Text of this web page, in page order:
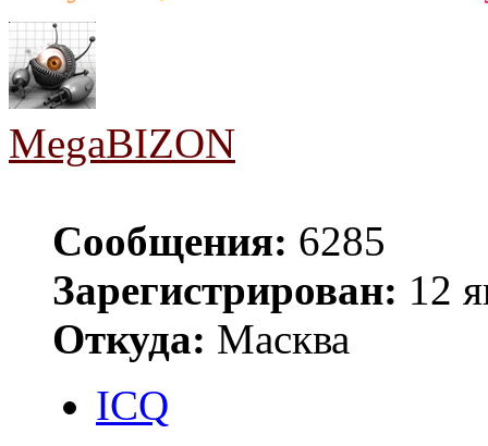
MegaBIZON
Сообщения: 6285
Зарегистрирован: 12
Откуда: Масква
ICQ